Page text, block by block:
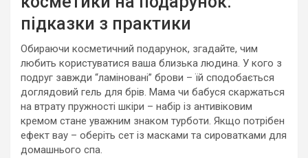
підказки з практики
Обираючи косметичний подарунок, згадайте, чим
любить користуватися ваша близька людина. У кого з
подруг завжди “ламіновані” брови – їй сподобається
доглядовий гель для брів. Мама чи бабуся скаржаться
на втрату пружності шкіри – набір із антивіковим
кремом стане уважним знаком турботи. Якщо потрібен
ефект вау – оберіть сет із масками та сироватками для
домашнього спа.